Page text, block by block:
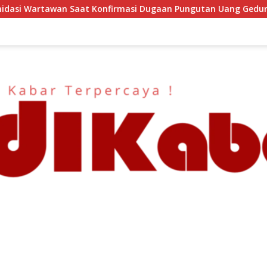
Dugaan Pungutan Uang Gedung, Anggota Komite SMAN 1